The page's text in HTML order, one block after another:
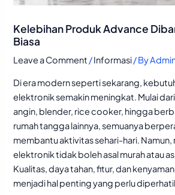
Kelebihan Produk Advance
Biasa
Leave a Comment /Informasi/ By
Di era modern seperti sekarang,
elektronik semakin meningkat. Mulai
angin, blender, rice cooker, hingga
rumah tangga lainnya, semuanya
membantu aktivitas sehari-hari.
elektronik tidak boleh asal murah atau
Kualitas, daya tahan, fitur, dan
menjadi hal penting yang perlu